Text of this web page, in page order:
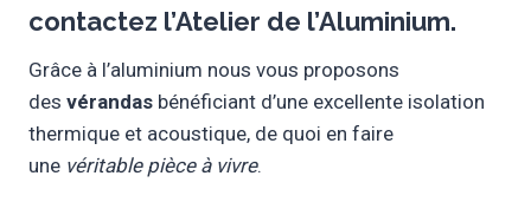
contactez l’Atelier de l’Aluminium.
Grâce à l’aluminium nous vous proposons
des vérandas bénéficiant d’une excellente isolation
thermique et acoustique, de quoi en faire
une véritable pièce à vivre.